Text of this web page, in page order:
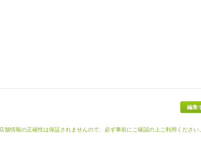
舗情報の正確性は保証されませんので、必ず事前にご確認の上ご利用ください。